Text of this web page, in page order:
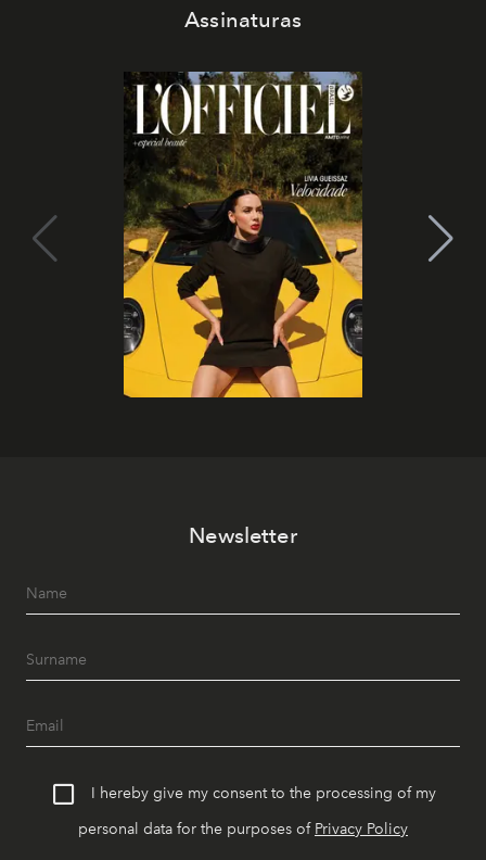
Assinaturas
Newsletter
I hereby give my consent to the processing of my
personal data for the purposes of Privacy Policy